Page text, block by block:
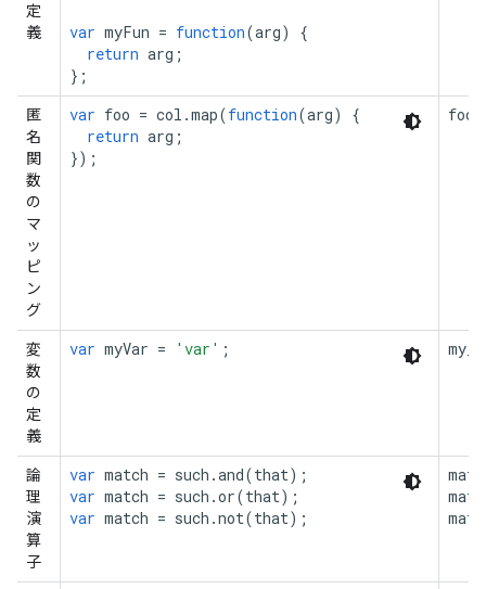
定
義
var myFun = function(arg)
{
return arg ;
};
匿
名
関
数
の
マ
ッ
ピ
ン
グ
var foo = col .map(function(arg)
{
return arg ;
});
foo
変
数
の
定
義
var myVar = 'var' ;
論
理
演
算
子
var match = such .and(that);
var match = such .or(that);
var match = such .not(that);